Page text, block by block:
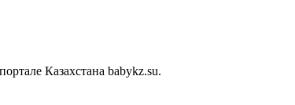
Казахстана babykz.su.